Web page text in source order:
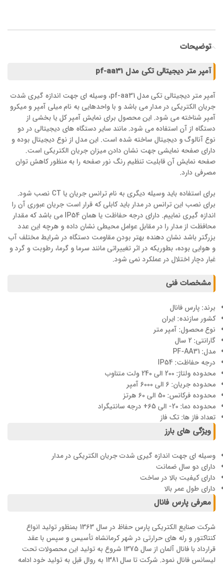
توضیحات
آمپر متر دیجیتالی تکی مدل pf-aa31
آمپر متر دیجیتالی تکی مدل pf-aa31، وسیله ای جهت اندازه گیری شدت
جریان الکتریکی در مدار می باشد و با واحدهایی به نام میلی آمپر و میکرو
آمپر شناخته می شود. این محصول برای نمایش آمپر کل یا بخشی از
دستگاه از آن استفاده می شود. مانند سایر دستگاه های دیجیتالی در دو
نوع آنالوگ و دیجیتال ساخته شده است. این مدل از نوع دیجیتال بوده و
دارای صفحه نمایشی جهت نشان دادن میزان جریان الکتریکی است.
صفحه نمایش آن قابلیت تنظیم رنگ نور صفحه را به منظور کاهش توان
مصرفی دارد.
برای استفاده باید وسیله دیگری به نام ترانس جریان یا CT نصب شود.
برای نصب این ترانس در مدار باید کابلی که قرار است جریان عبوری آن را
اندازه گیری نماییم. دارای درجه حفاظت یا همان IP54 می باشد که مقدار
محافظت از مدار را در مقابل عوامل محیطی نشان داده و هرچه این عدد
بزرگتر باشد نشان دهنده بهتر بودن مقاومت دستگاه در شرایط مختلف آب
و هوایی بوده، بطوریکه در اثر تغییراتی مانند سرما و گرما، رطوبت و گرد و
غبار دچار اختلال در عملکرد نمی شود.
مشخصات فنی
برند: پارس فانال
کشور سازنده: ایران
نوع محصول: آمپر متر
گارانتی: 2 سال
مدل: PF-AA31
درجه حفاظت: IP54
محدوده ولتاژ: 200 الی 240 ولت متناوب
محدوده جریان: 6 الی 6000 آمپر
محدوده فرکانس: 50 الی 60 هرتز
محدوده دما: 20- الی 65+ درجه سانتیگراد
تعداد فاز ها: تک فاز
ویژگی های بارز
وسیله ای جهت اندازه گیری شدت جریان الکتریکی در مدار
دارای دو سال ضمانت
دارای کیفیت بالا در ساخت
دارای طول عمر بالا
معرفی پارس فانال
شرکت صنایع الکتریکی پارس حفاظ در سال 1363 بمنظور تولید انواع
کنتاکتور و رله های حرارتی در شهر کرمانشاه تأسیس و سپس با عقد
قرارداد با فانال آلمان از سال 1375 شروع به تولید این محصولات تحت
لیسانس فانال نمود. شرکت تا سال 1381 به روال قبل به تولید خود ادامه